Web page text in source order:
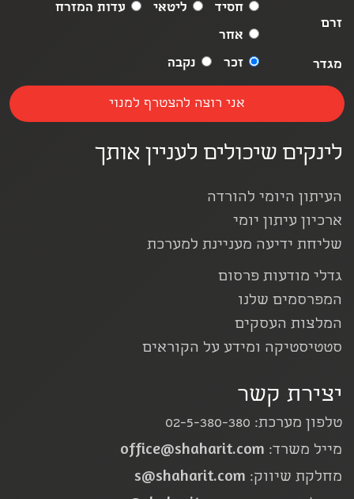
זרם
חסיד ליטאי
עדות המזרח
אחר
מגדר
זכר נקבה
לינקים שיכולים לעניין אותך
העיתון היומי להורדה
ארכיון עיתון יומי
שליחת ידיעה מעניינת למערכת
גדלי מודעות פרסום
המפרסמים שלנו
המלצות העסקים
סטטיסטיקה ומידע על הקוראים
יצירת קשר
טלפון מערכת: 02-5-380-380
מייל משרד: office@shaharit.com
מחלקת שיווק: s@shaharit.com